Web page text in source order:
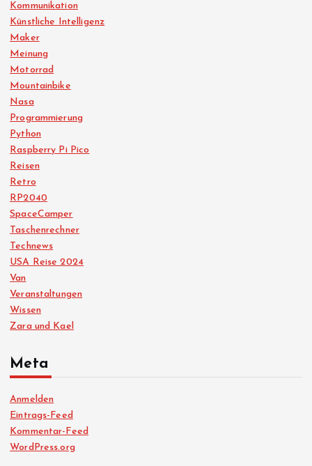
Kommunikation
Künstliche Intelligenz
Maker
Meinung
Motorrad
Mountainbike
Nasa
Programmierung
Python
Raspberry Pi Pico
Reisen
Retro
RP2040
SpaceCamper
Taschenrechner
Technews
USA Reise 2024
Van
Veranstaltungen
Wissen
Zara und Kael
Meta
Anmelden
Eintrags-Feed
Kommentar-Feed
WordPress.org